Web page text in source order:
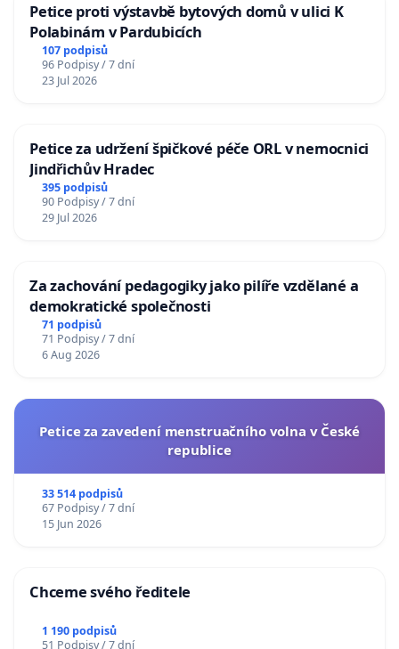
Petice proti výstavbě bytových domů v ulici K
Polabinám v Pardubicích
107 podpisů
96 Podpisy / 7 dní
23 Jul 2026
Petice za udržení špičkové péče ORL v nemocnici
Jindřichův Hradec
395 podpisů
90 Podpisy / 7 dní
29 Jul 2026
Za zachování pedagogiky jako pilíře vzdělané a
demokratické společnosti
71 podpisů
71 Podpisy / 7 dní
6 Aug 2026
Petice za zavedení menstruačního volna v České
republice
33 514 podpisů
67 Podpisy / 7 dní
15 Jun 2026
Chceme svého ředitele
1 190 podpisů
51 Podpisy / 7 dní